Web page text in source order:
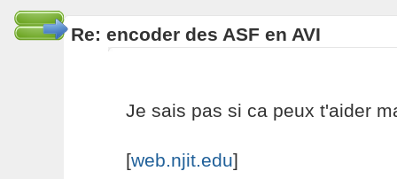
Re: encoder des ASF en AVI
Je sais pas si ca peux t'aider
[web.njit.edu]